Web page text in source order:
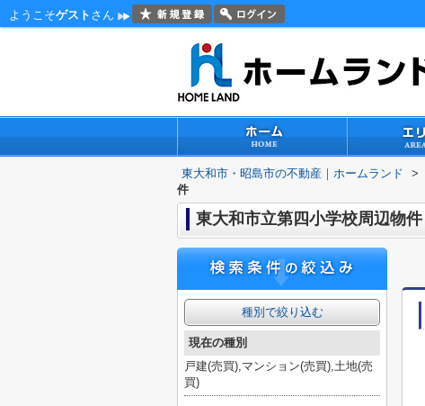
ようこそゲスト さん
東大和市・昭島市の不動産｜ホームランド >
件
東大和市立第四小学校周辺物件
種別で絞り込む
現在の種別
戸建(売買),マンション(売買),土地(売
買)